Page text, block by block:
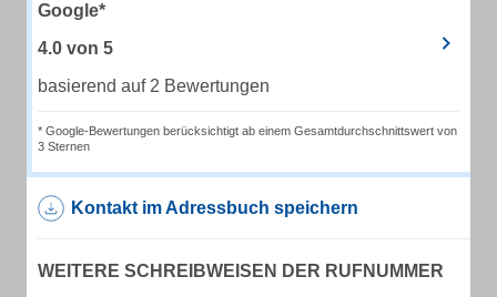
Google*
4.0 von 5
basierend auf 2 Bewertungen
* Google-Bewertungen berücksichtigt ab einem Gesamtdurchschnittswert von
3 Sternen
Kontakt im Adressbuch speichern
WEITERE SCHREIBWEISEN DER RUFNUMMER